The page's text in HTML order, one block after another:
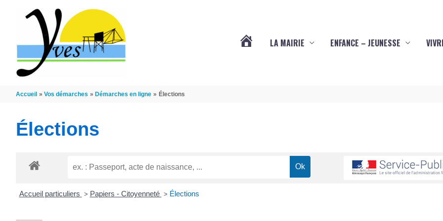
LA MAIRIE ENFANCE – JEUNESSE
Accueil Vos démarches Démarches en ligne Élections
Élections
Accueil particuliers > Papiers - Citoyenneté > Élections